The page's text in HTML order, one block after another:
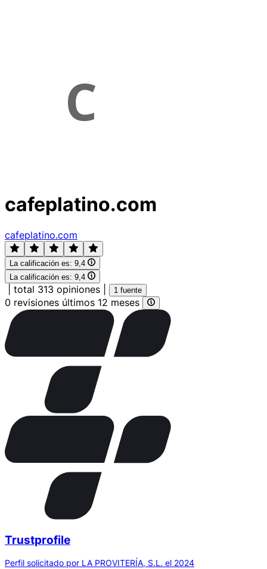
cafeplatino.com
cafeplatino.com
La calificación es: 9,4
La calificación es: 9,4
total 313 opiniones 1 fuente
0 revisiones últimos 12 meses
Trustprofile
Perfil solicitado por LA PROVITERÍA, S.L. el 2024